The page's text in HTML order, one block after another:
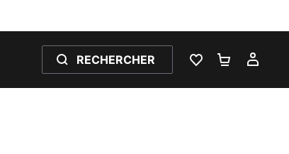
RECHERCHER
LISTE DEPANIER 0